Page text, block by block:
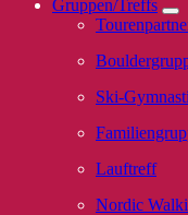
Gruppen/Treffs
Ski-
Lauftreff
Nordic